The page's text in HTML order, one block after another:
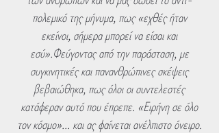
πολεμικό της μήνυμα, πως «εχθές ήταν
εκείνοι, σήμερα μπορεί να είσαι και
εσύ».Φεύγοντας από την παράσταση, με
συγκινητικές και πανανθρώπινες σκέψεις
βεβαιώθηκα, πως όλοι οι συντελεστές
κατάφεραν αυτό που έπρεπε. «Ειρήνη σε όλο
τον κόσμο»... και ας φαίνεται ανέλπιστο όνειρο.